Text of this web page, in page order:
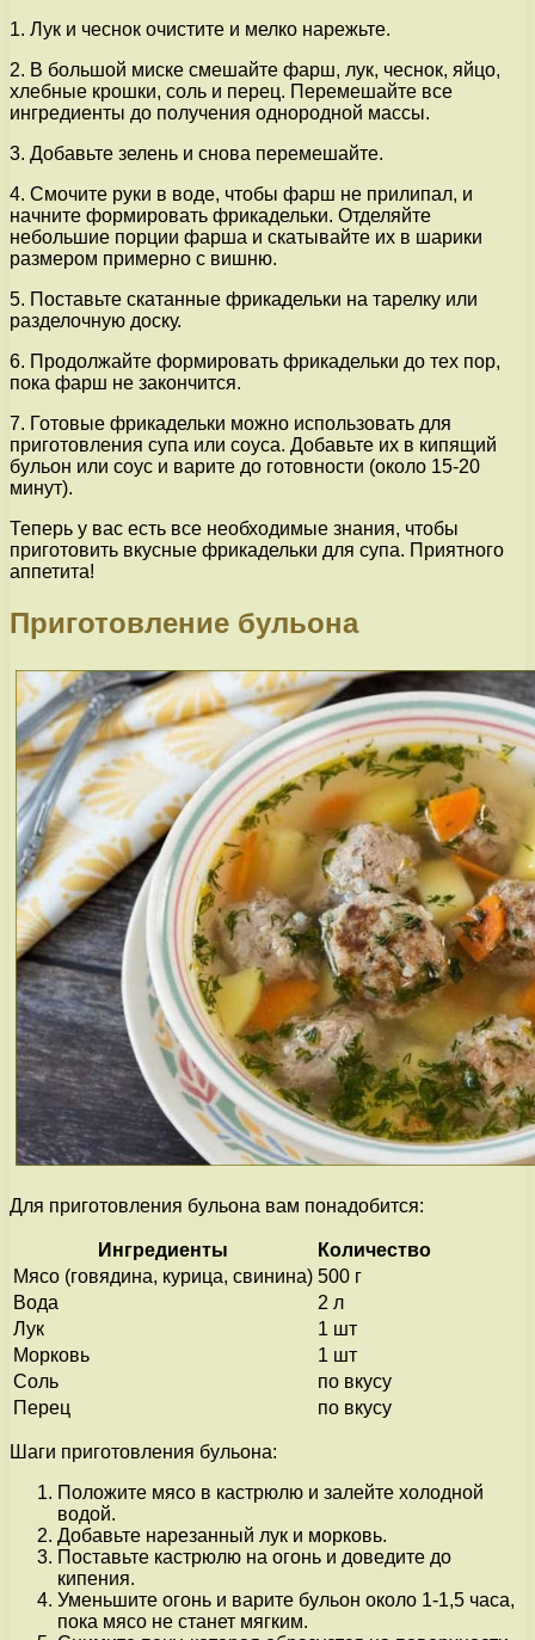
1. Лук и чеснок очистите и мелко нарежьте.
2. В большой миске смешайте фарш, лук, чеснок, яйцо,
хлебные крошки, соль и перец. Перемешайте все
ингредиенты до получения однородной массы.
3. Добавьте зелень и снова перемешайте.
4. Смочите руки в воде, чтобы фарш не прилипал, и
начните формировать фрикадельки. Отделяйте
небольшие порции фарша и скатывайте их в шарики
размером примерно с вишню.
5. Поставьте скатанные фрикадельки на тарелку или
разделочную доску.
6. Продолжайте формировать фрикадельки до тех пор,
пока фарш не закончится.
7. Готовые фрикадельки можно использовать для
приготовления супа или соуса. Добавьте их в кипящий
бульон или соус и варите до готовности (около 15-20
минут).
Теперь у вас есть все необходимые знания, чтобы
приготовить вкусные фрикадельки для супа. Приятного
аппетита!
Приготовление бульона
Для приготовления бульона вам понадобится:
Ингредиенты
Количество
Мясо (говядина, курица, свинина) 500 г
Вода
2 л
Лук
1 шт
Морковь
1 шт
Соль
по вкусу
Перец
по вкусу
Шаги приготовления бульона:
Положите мясо в кастрюлю и залейте холодной
водой.
Добавьте нарезанный лук и морковь.
Поставьте кастрюлю на огонь и доведите до
кипения.
Уменьшите огонь и варите бульон около 1-1,5 часа,
пока мясо не станет мягким.